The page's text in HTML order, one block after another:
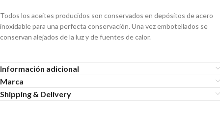
Todos los aceites producidos son conservados en depósitos de acero
inoxidable para una perfecta conservación. Una vez embotellados se
conservan alejados de la luz y de fuentes de calor.
Información adicional
Marca
Shipping & Delivery